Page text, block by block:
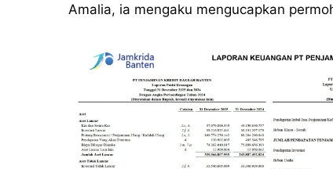
Amalia, ia mengaku mengucapkan